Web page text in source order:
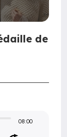
de
08:00